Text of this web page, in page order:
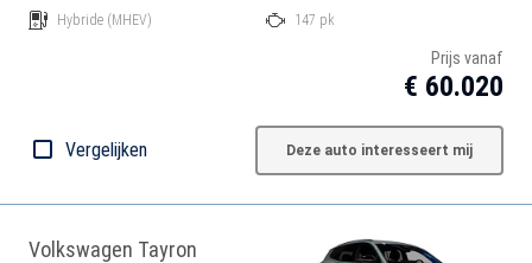
Hybride (MHEV) 147 pk
Prijs vanaf
€ 60.020
Vergelijken Deze auto interesseert mij
Volkswagen Tayron